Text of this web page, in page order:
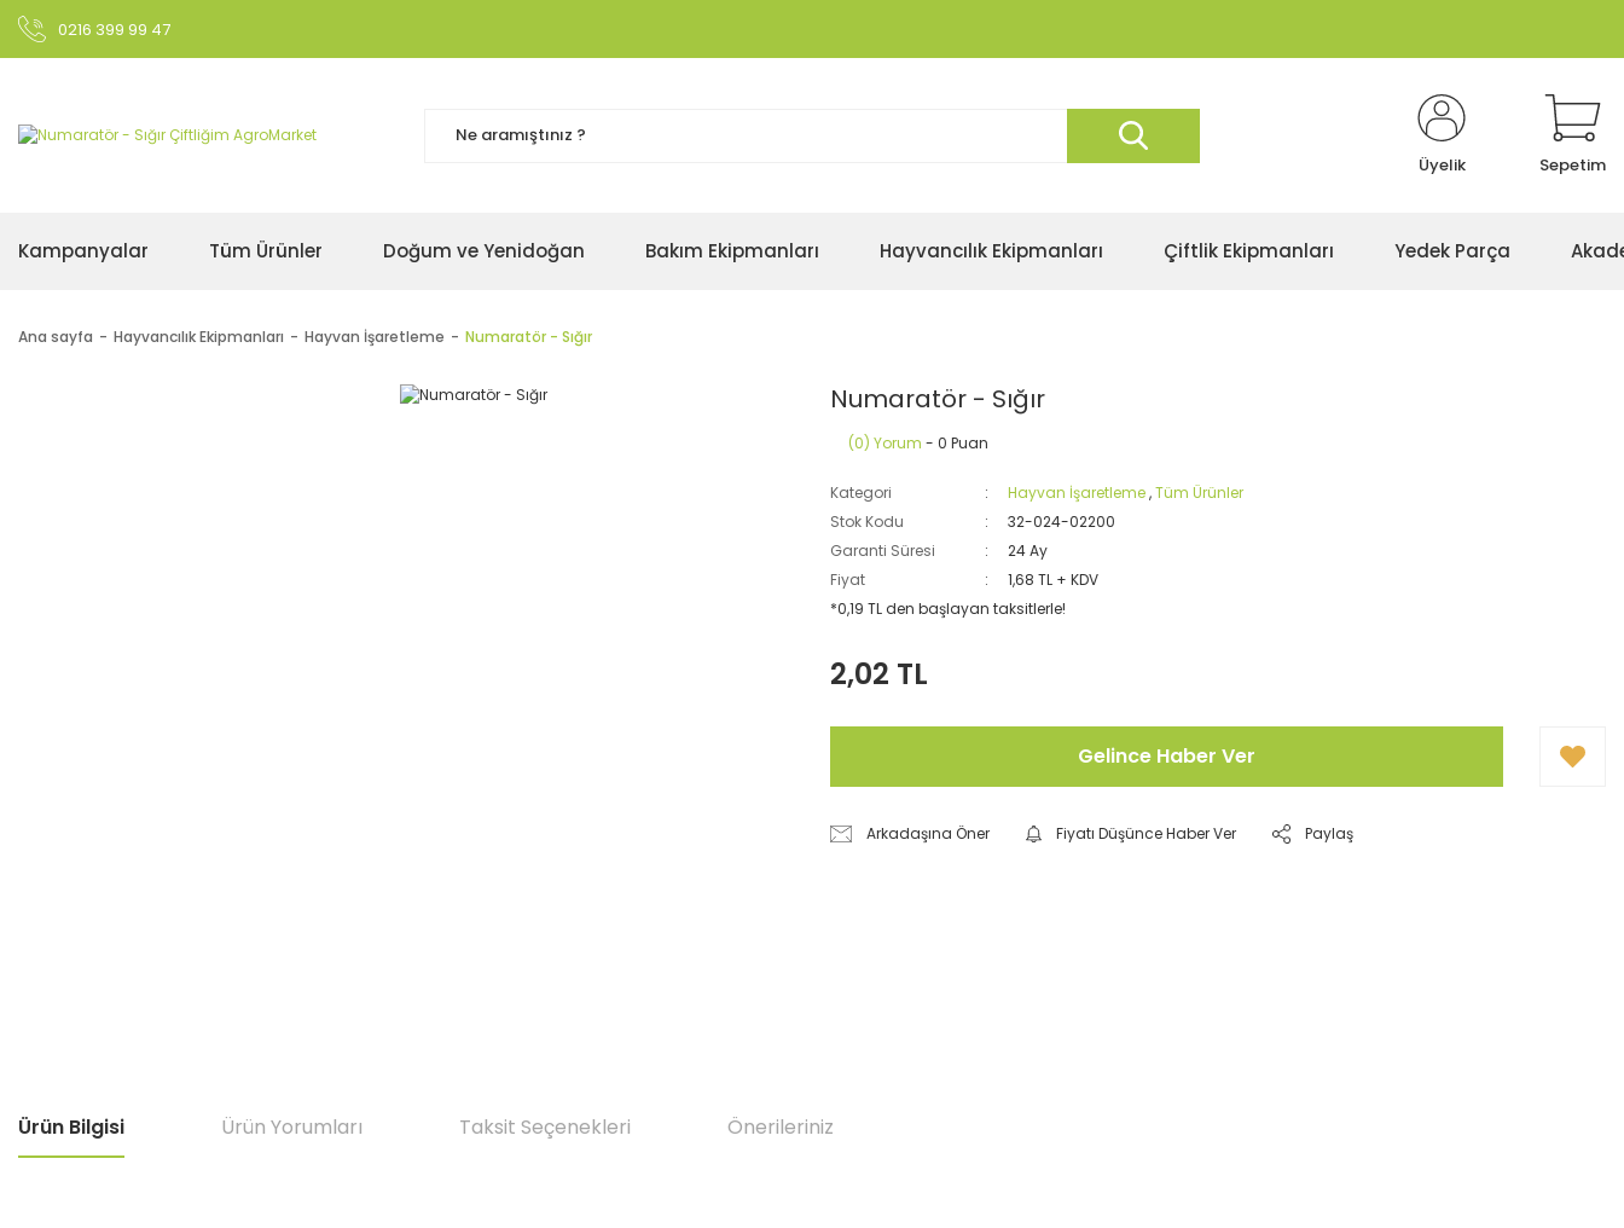
0216 399 99 47
Üyelik Sepetim
Kampanyalar Tüm Ürünler Doğum ve Yenidoğan Bakım Ekipmanları Hayvancılık Ekipmanları Çiftlik Ekipmanları Yedek Parça
Ana sayfa Hayvancılık Ekipmanları Hayvan İşaretleme Numaratör - Sığır
Numaratör - Sığır
(0) Yorum - 0 Puan
Kategori Hayvan İşaretleme,Tüm Ürünler
Stok Kodu
32-024-02200
Garanti Süresi
24 Ay
Fiyat
1,68 TL + KDV
*0,19 TL den başlayan taksitlerle!
2,02 TL
Gelince Haber Ver
Arkadaşına Öner Fiyatı Düşünce Haber Ver Paylaş
Ürün Bilgisi Ürün Yorumları Taksit Seçenekleri Önerileriniz